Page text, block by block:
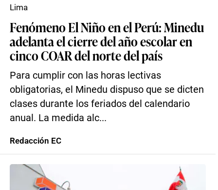
Fenómeno El Niño en el Perú: Minedu
adelanta el cierre del año escolar en
cinco COAR del norte del país
Para cumplir con las horas lectivas
obligatorias, el Minedu dispuso que se dicten
clases durante los feriados del calendario
anual. La medida alc...
Lima
Redacción EC